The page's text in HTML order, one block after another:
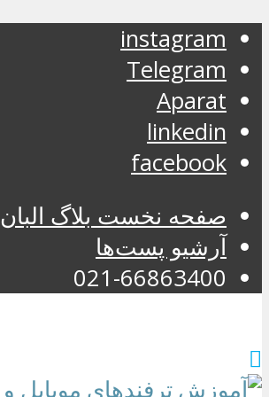
instagram
Telegram
Aparat
linkedin
facebook
صفحه نخست بلاگ البان
آرشیو پست‌ها
021-66863400